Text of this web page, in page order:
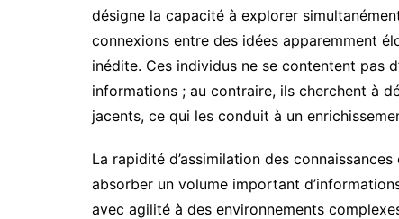
désigne la capacité à explorer
connexions entre des idées apparemment
inédite. Ces individus ne se contentent pas
informations ; au contraire, ils cherchent à
jacents, ce qui les conduit à un
La rapidité d’assimilation des
absorber un volume important
avec agilité à des environnements